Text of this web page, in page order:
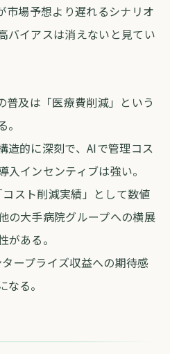
市場予想より遅れるシナリオ
バイアスは消えないと見てい
普及は「医療費削減」という
造的に深刻で、AIで管理コス
入インセンティブは強い。
スト削減実績」として数値
の大手病院グループへの横展
がある。
ープライズ収益への期待感
る。